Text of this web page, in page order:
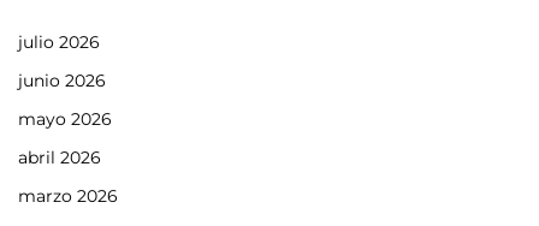
julio 2026
junio 2026
mayo 2026
abril 2026
marzo 2026